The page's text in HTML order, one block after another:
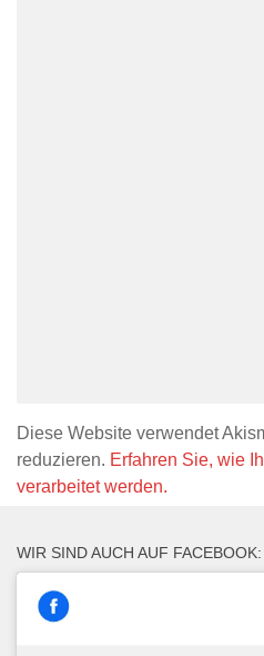
Diese Website verwendet
reduzieren. Erfahren Sie, wie
verarbeitet werden.
WIR SIND AUCH AUF FACEBOOK: